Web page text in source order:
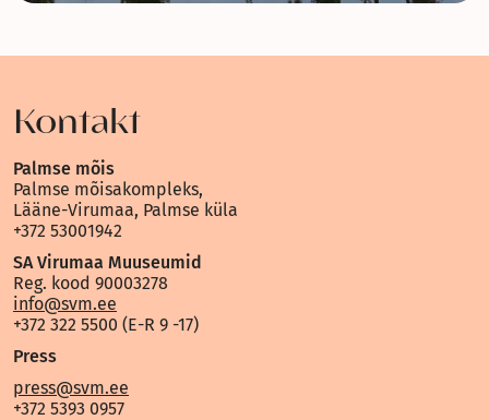
Kontakt
Palmse mõis
Palmse mõisakompleks,
Lääne-Virumaa, Palmse küla
+372 53001942
SA Virumaa Muuseumid
Reg. kood 90003278
info@svm.ee
+372 322 5500 (E-R 9 -17)
Press
press@svm.ee
+372 5393 0957